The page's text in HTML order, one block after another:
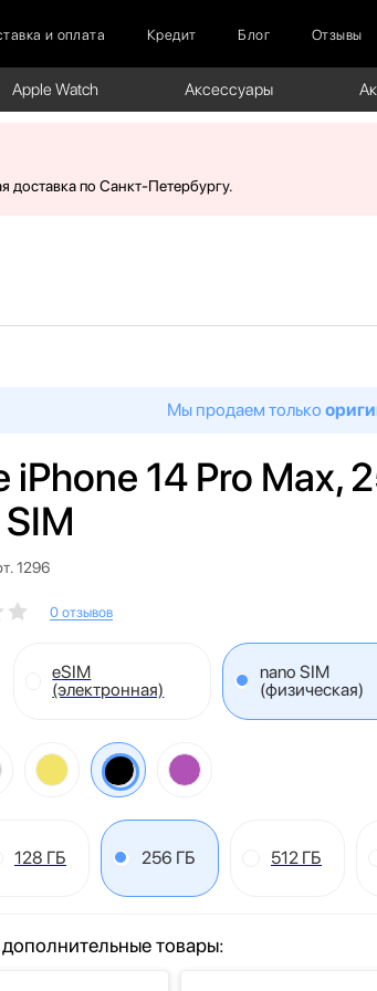
и оплата Кредит Блог Отзывы
Apple Watch Аксессуары
доставка по Санкт-Петербургу.
Мы продаем только
iPhone 14 Pro Max,
1296
0 отзывов
eSIM
(электронная)
nano SIM
(физическая)
128 ГБ 256 ГБ 512 ГБ
товары: